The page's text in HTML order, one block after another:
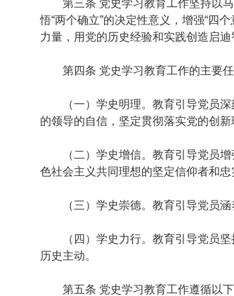
第三条 党史学习教育工作坚持以马
悟“两个确立”的决定性意义，增强“四
力量，用党的历史经验和实践创造启
第四条 党史学习教育工作的主要任
（一）学史明理。教育引导党员深
的领导的自信，坚定贯彻落实党的创
（二）学史增信。教育引导党员增
色社会主义共同理想的坚定信仰者和忠
（三）学史崇德。教育引导党员涵
（四）学史力行。教育引导党员坚
历史主动。
第五条 党史学习教育工作遵循以下